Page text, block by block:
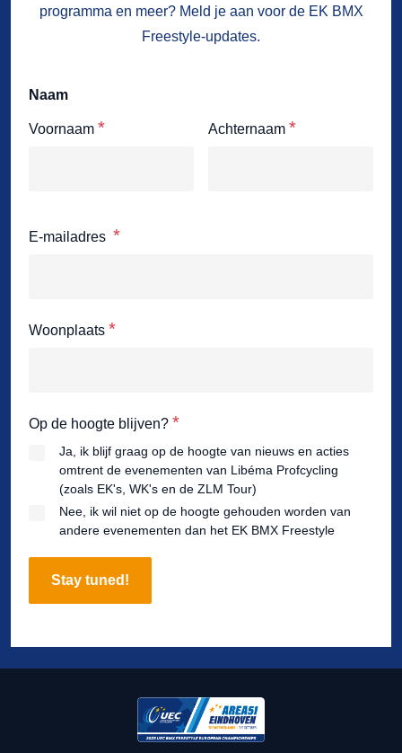
programma en meer? Meld je aan voor de EK BMX
Freestyle-updates.
Naam
Voornaam * Achternaam *
E-mailadres *
Woonplaats *
Op de hoogte blijven? *
Ja, ik blijf graag op de hoogte van nieuws en acties
omtrent de evenementen van Libéma Profcycling
(zoals EK's, WK's en de ZLM Tour)
Nee, ik wil niet op de hoogte gehouden worden van
andere evenementen dan het EK BMX Freestyle
Stay tuned!